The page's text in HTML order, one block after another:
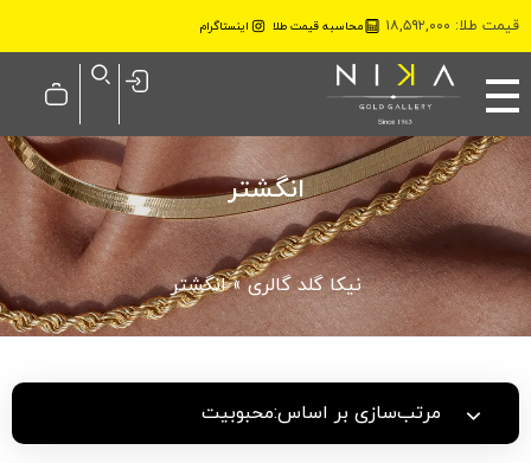
قیمت طلا: ۱۸,۵۹۲,۰۰۰ محاسبه قیمت طلا اینستاگرام
نیکا گلد گالری»انگشتر
انگشتر
مرتب‌سازی بر اساس:محبوبیت